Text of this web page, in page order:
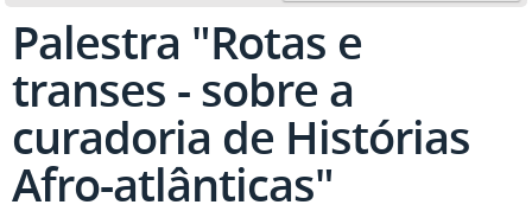
Palestra "Rotas e
transes - sobre a
curadoria de Histórias
Afro-atlânticas"